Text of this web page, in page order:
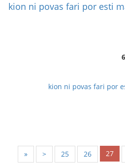
kion ni povas fari por esti
kion ni povas fari por
« < 25 26 27